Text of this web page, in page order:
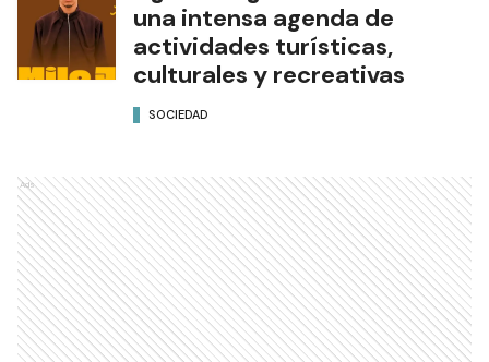
una intensa agenda de
actividades turísticas,
culturales y recreativas
SOCIEDAD
Ads